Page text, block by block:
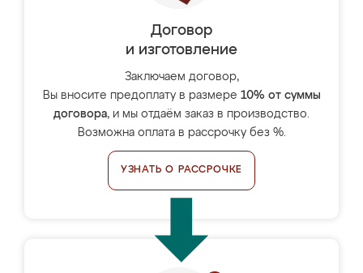
Договор
и изготовление
Заключаем договор,
Вы вносите предоплату в размере 10% от суммы
договора, и мы отдаём заказ в производство.
Возможна оплата в рассрочку без %.
УЗНАТЬ О РАССРОЧКЕ